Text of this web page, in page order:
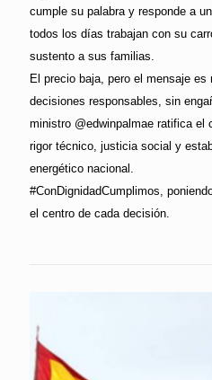
cumple su palabra y responde a
todos los días trabajan con su
sustento a sus familias.
El precio baja, pero el mensaje
decisiones responsables, sin
ministro @edwinpalmae ratifica el
rigor técnico, justicia social y
energético nacional.
#ConDignidadCumplimos,
el centro de cada decisión.